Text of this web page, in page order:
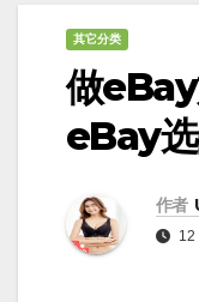
其它分类
做eBay
eBay
作者
12